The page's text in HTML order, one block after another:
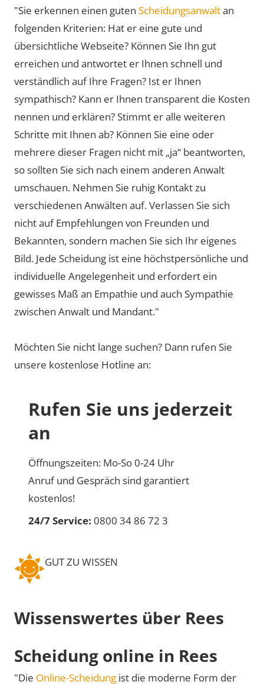
"Sie erkennen einen guten Scheidungsanwaltan
folgenden Kriterien: Hat er eine gute und
übersichtliche Webseite? Können Sie Ihn gut
erreichen und antwortet er Ihnen schnell und
verständlich auf Ihre Fragen? Ist er Ihnen
sympathisch? Kann er Ihnen transparent die Kosten
nennen und erklären? Stimmt er alle weiteren
Schritte mit Ihnen ab? Können Sie eine oder
mehrere dieser Fragen nicht mit „ja“ beantworten,
so sollten Sie sich nach einem anderen Anwalt
umschauen. Nehmen Sie ruhig Kontakt zu
verschiedenen Anwälten auf. Verlassen Sie sich
nicht auf Empfehlungen von Freunden und
Bekannten, sondern machen Sie sich Ihr eigenes
Bild. Jede Scheidung ist eine höchstpersönliche und
individuelle Angelegenheit und erfordert ein
gewisses Maß an Empathie und auch Sympathie
zwischen Anwalt und Mandant."
Möchten Sie nicht lange suchen? Dann rufen Sie
unsere kostenlose Hotline an:
Rufen Sie uns jederzeit
an
Öffnungszeiten: Mo-So 0-24 Uhr
Anruf und Gespräch sind garantiert
kostenlos!
24/7 Service: 0800 34 86 72 3
GUT ZU WISSEN
Wissenswertes über Rees
Scheidung online in Rees
"Die Online-Scheidung ist die moderne Form der